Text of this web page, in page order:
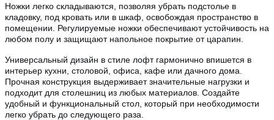
Ножки легко складываются, позволяя убрать подстолье в
кладовку, под кровать или в шкаф, освобождая пространство в
помещении. Регулируемые ножки обеспечивают устойчивость на
любом полу и защищают напольное покрытие от царапин.
Универсальный дизайн в стиле лофт гармонично впишется в
интерьер кухни, столовой, офиса, кафе или дачного дома.
Прочная конструкция выдерживает значительные нагрузки и
подходит для столешниц из любых материалов. Создайте
удобный и функциональный стол, который при необходимости
легко убрать до следующего раза.